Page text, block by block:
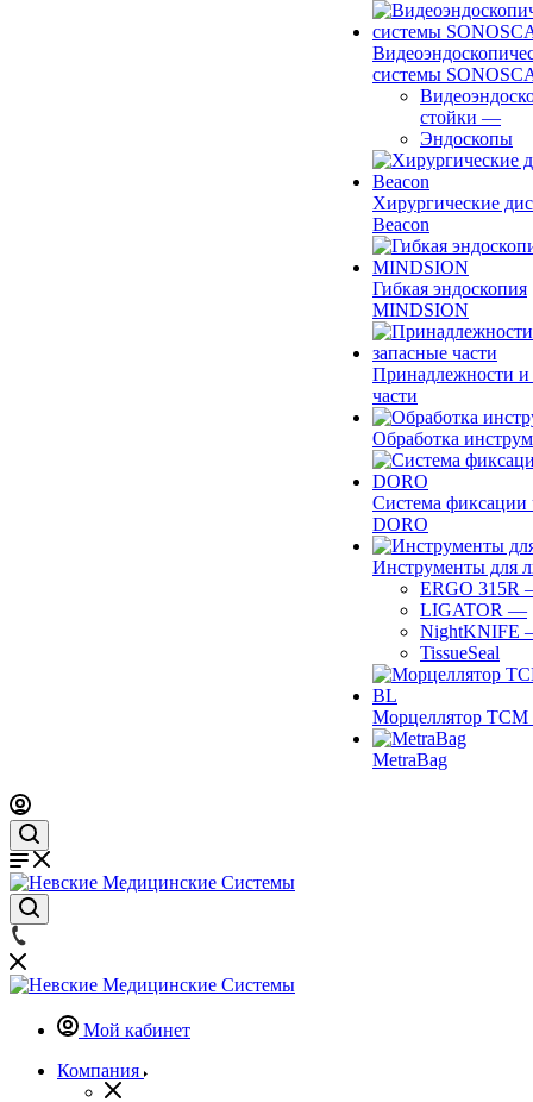
системы
стойки —
Эндоскопы
Хирургические
Beacon
Гибкая эндоскопия
MINDSION
Принадлежности и
части
Обработка
Система фиксации
DORO
Инструменты для
ERGO 315R
LIGATOR —
NightKNIFE
TissueSeal
Морцеллятор ТСМ
MetraBag
Мой кабинет
Компания